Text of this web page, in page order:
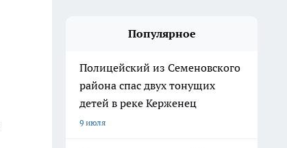
Популярное
Полицейский из Семеновского
района спас двух тонущих
детей в реке Керженец
9 июля